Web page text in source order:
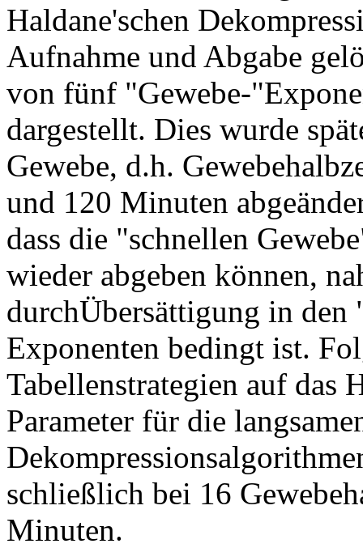
Haldane'schen
Aufnahme und Abgabe
von fünf "Gewebe-
dargestellt. Dies wurde
Gewebe, d.h.
und 120 Minuten
dass die "schnellen
wieder abgeben können,
durchÜbersättigung in den
Exponenten bedingt ist.
Tabellenstrategien auf das
Parameter für die
schließlich bei 16
Minuten.